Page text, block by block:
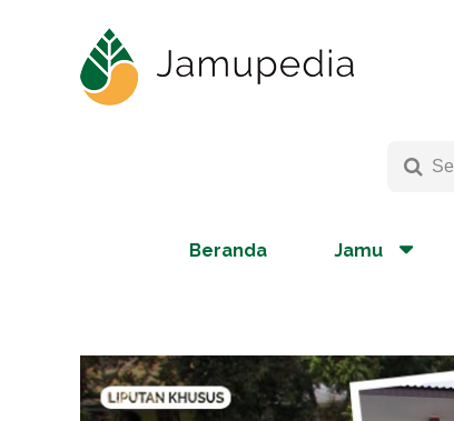
Beranda Jamu